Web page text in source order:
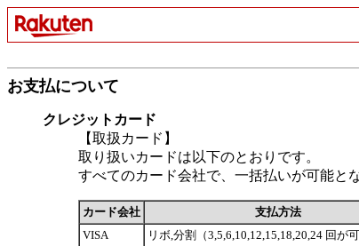
お支払について
クレジットカード
【取扱カード】
取り扱いカードは以下のとおりです。
すべてのカード会社で、一括払いが可能と
カード会社
支払方法
VISA
リボ,分割（3,5,6,10,12,15,18,20,24 回が